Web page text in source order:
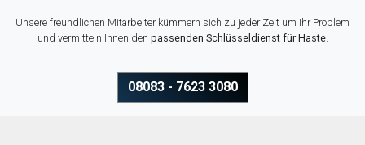
Unsere freundlichen Mitarbeiter kümmern sich zu jeder Zeit um Ihr Problem
und vermitteln Ihnen den passenden Schlüsseldienst für Haste.
08083 - 7623 3080